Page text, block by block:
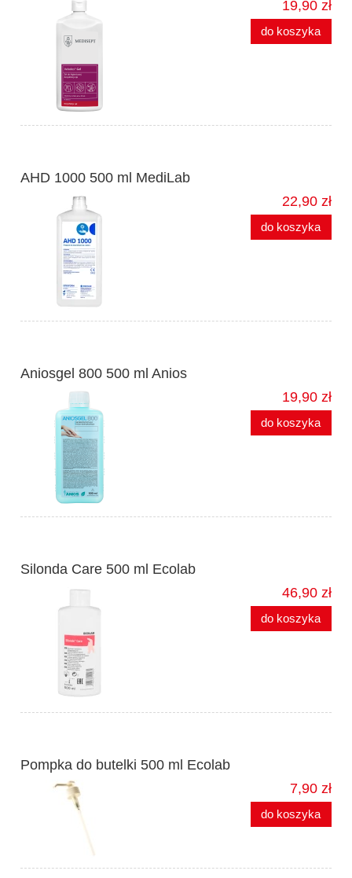
19,90 zł
do koszyka
AHD 1000 500 ml MediLab
22,90 zł
do koszyka
Aniosgel 800 500 ml Anios
19,90 zł
do koszyka
Silonda Care 500 ml Ecolab
46,90 zł
do koszyka
Pompka do butelki 500 ml Ecolab
7,90 zł
do koszyka